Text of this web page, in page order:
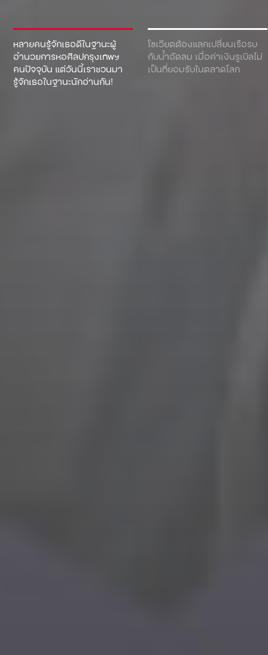
หลายคนรู้จักเธอดีในฐานะผู้
อำนวยการหอศิลปกรุงเทพฯ
คนปัจจุบัน แต่วันนี้เราชวนมา
รู้จักเธอในฐานะนักอ่านกัน!
โซเวียตต้องแลกเปลี่ยนเรือรบ
กับน้ำอัดลม เมื่อค่าเงินรูเบิลไม่
เป็นที่ยอมรับในตลาดโลก